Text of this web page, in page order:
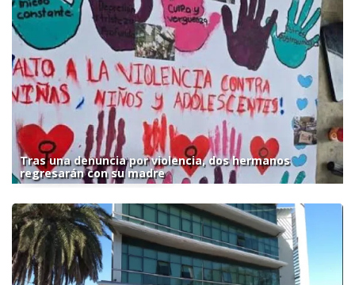
Tras una denuncia por violencia, dos hermanos
regresarán con su madre